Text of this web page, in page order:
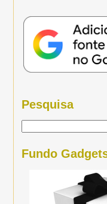
Pesquisa
Fundo